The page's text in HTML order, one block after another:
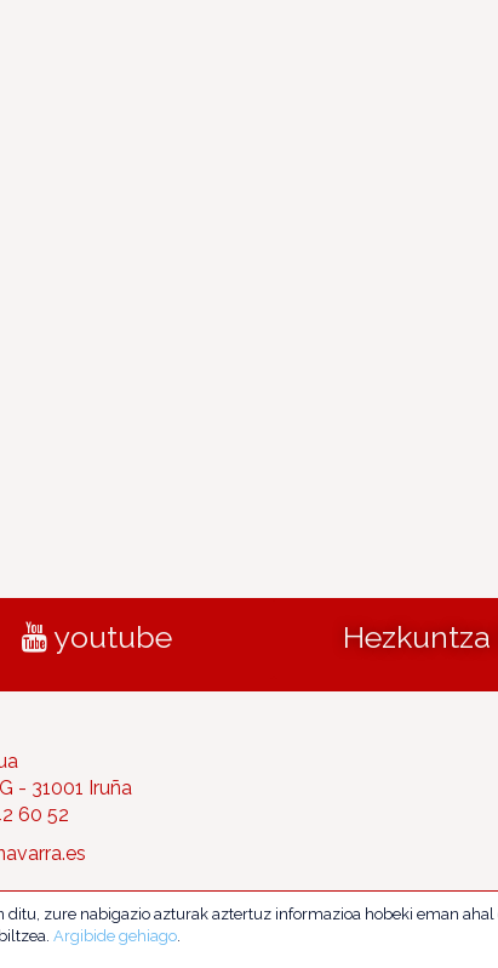
youtube
- 31001 Iruña
60 52
ditu, zure nabigazio azturak aztertuz informazioa hobeki eman
Argibide gehiago.